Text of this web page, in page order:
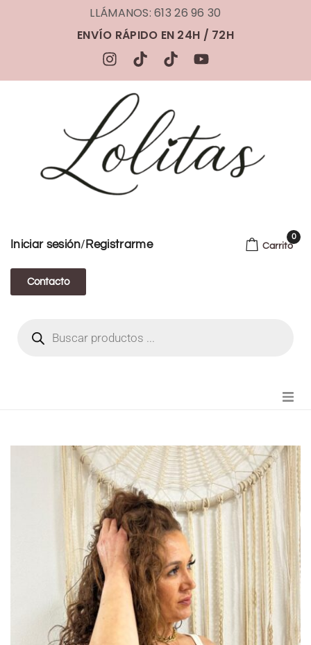
LLÁMANOS: 613 26 96 30
ENVÍO RÁPIDO EN 24H / 72H
Iniciar sesión/ Registrarme
Contacto
Carrito
0
FIANZA TIKTOK
MODA CHICA
BEAUTY
PERFUMES
BISUTERIA